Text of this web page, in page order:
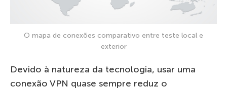
O mapa de conexões comparativo entre teste local e
exterior
Devido à natureza da tecnologia, usar uma
conexão VPN quase sempre reduz o